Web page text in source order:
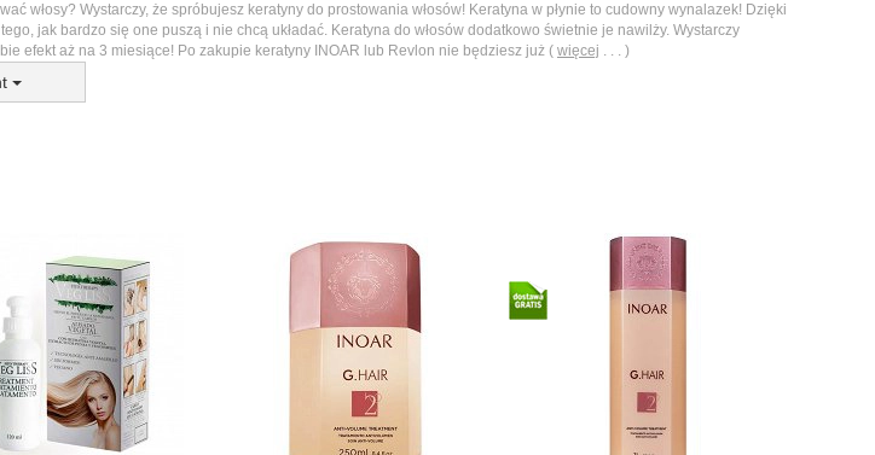
włosy? Wystarczy, że spróbujesz keratyny do prostowania włosów! Keratyna w płynie to cudowny wynalazek! Dzięki
jak bardzo się one puszą i nie chcą układać. Keratyna do włosów dodatkowo świetnie je nawilży. Wystarczy
efekt aż na 3 miesiące! Po zakupie keratyny INOAR lub Revlon nie będziesz już ( więcej . . . )